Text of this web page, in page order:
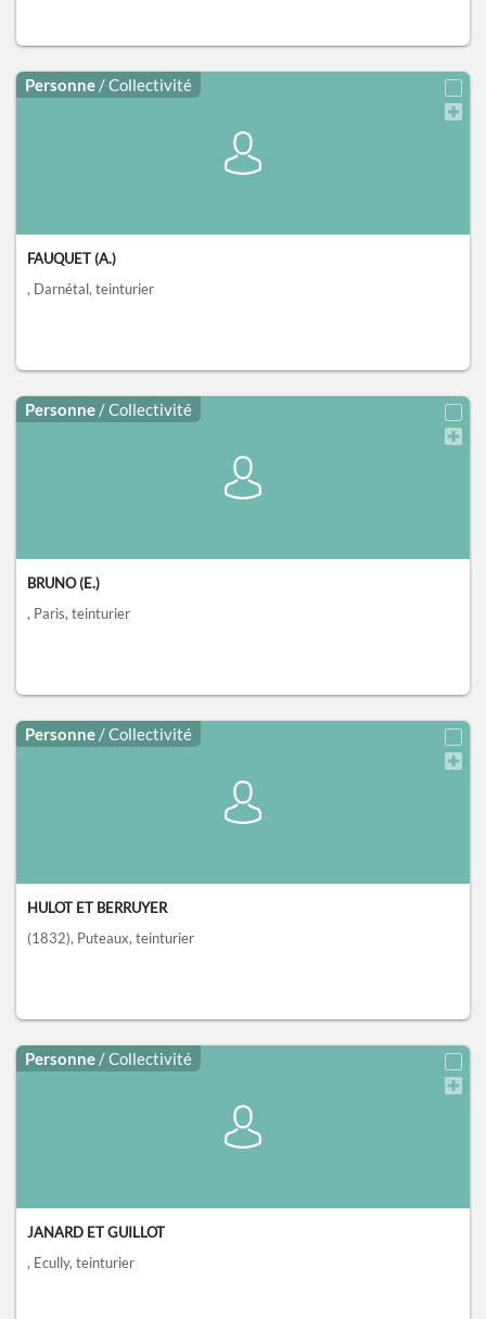
Personne / Collectivité
FAUQUET (A.)
, Darnétal, teinturier
Personne / Collectivité
BRUNO (E.)
, Paris, teinturier
Personne / Collectivité
HULOT ET BERRUYER
(1832), Puteaux, teinturier
Personne / Collectivité
JANARD ET GUILLOT
, Ecully, teinturier